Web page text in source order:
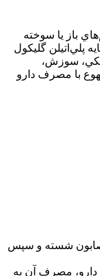
باز يا سوخته
پلي‌اتيلن گليكول
سوزش،
با مصرف دارو
صابون شسته و سپس
دارو، مصرف آن به